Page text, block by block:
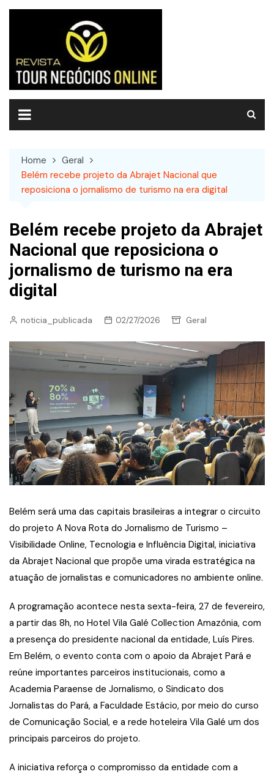
Skip
Home
Geral
Belém recebe projeto da Abrajet Nacional que
reposiciona o jornalismo de turismo na era digital
Belém recebe projeto da Abrajet
Nacional que reposiciona o
jornalismo de turismo na era
digital
noticia_publicada 02/27/2026 Geral
Belém será uma das capitais brasileiras a integrar o circuito
do projeto A Nova Rota do Jornalismo de Turismo –
Visibilidade Online, Tecnologia e Influência Digital, iniciativa
da Abrajet Nacional que propõe uma virada estratégica na
atuação de jornalistas e comunicadores no ambiente online.
A programação acontece nesta sexta-feira, 27 de fevereiro,
a partir das 8h, no Hotel Vila Galé Collection Amazônia, com
a presença do presidente nacional da entidade, Luís Pires.
Em Belém, o evento conta com o apoio da Abrajet Pará e
reúne importantes parceiros institucionais, como a
Academia Paraense de Jornalismo, o Sindicato dos
Jornalistas do Pará, a Faculdade Estácio, por meio do curso
de Comunicação Social, e a rede hoteleira Vila Galé um dos
principais parceiros do projeto.
A iniciativa reforça o compromisso da entidade com a